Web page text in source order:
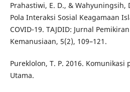
Prahastiwi, E. D., & Wahyuningsih,
Pola Interaksi Sosial Keagamaan
COVID-19. TAJDID: Jurnal
Kemanusiaan, 5(2), 109–121.
Pureklolon, T. P. 2016. Komunikasi
Utama.